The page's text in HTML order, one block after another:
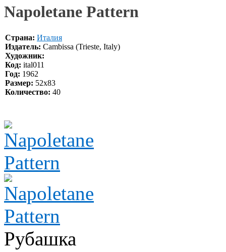
Napoletane Pattern
Страна: Италия
Издатель: Cambissa (Trieste, Italy)
Художник:
Код: ital011
Год: 1962
Размер: 52x83
Количество: 40
Рубашка